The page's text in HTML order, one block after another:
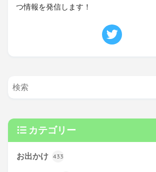
つ情報を発信します！
カテゴリー
お出かけ 433